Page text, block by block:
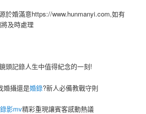
於婚滿意https://www.hunmanyi.com,如有
及時處理
頭記錄人生中值得紀念的一刻!
婚攝還是婚錄?新人必備教戰守則
影mv精彩重現讓賓客感動熱議